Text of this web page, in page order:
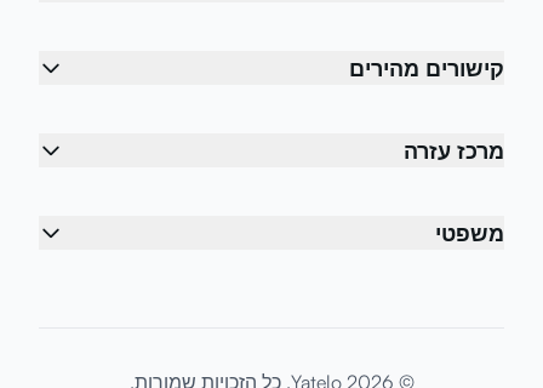
קישורים מהירים
מרכז עזרה
משפטי
© 2026 Yatelo. כל הזכויות שמורות.